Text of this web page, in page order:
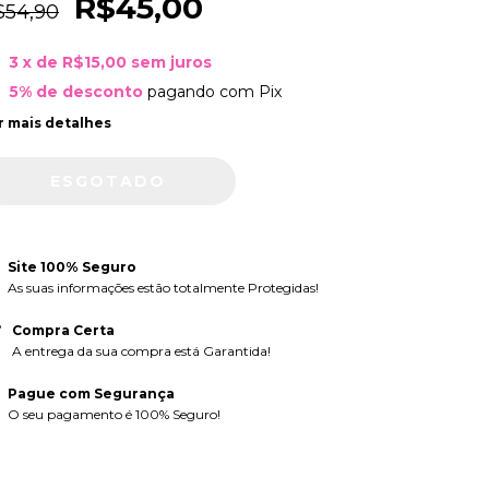
R$45,00
3 x de R$15,00 sem juros
5% de descontopagando com Pix
mais detalhes
Site 100% Seguro
As suas informações estão totalmente Protegidas!
Compra Certa
A entrega da sua compra está Garantida!
Pague com Segurança
O seu pagamento é 100% Seguro!